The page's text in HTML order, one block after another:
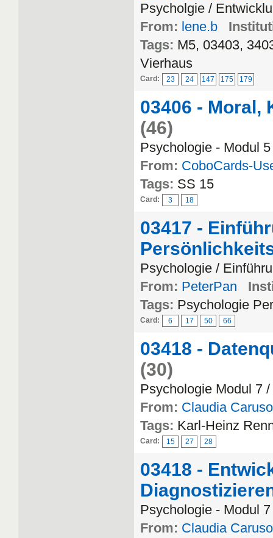
Psycholgie /
From: lene.b
Tags: M5, 03403,
Vierhaus
Card: 23 24 147 175 179
03406 - Moral,
(46)
Psychologie - Modul
From: CoboCards-
Tags: SS 15
Card: 3 18
03417 -
Psychologie /
From: PeterPan
Tags: Psychologie
Card: 6 17 50 66
03418 -
(30)
Psychologie Modul 7
From: Claudia Caruso
Tags: Karl-Heinz
Card: 15 27 28
03418 -
Psychologie - Modul
From: Claudia Caruso